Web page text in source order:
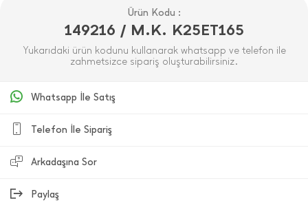
Ürün Kodu :
149216 / M.K. K25ET165
Yukarıdaki ürün kodunu kullanarak whatsapp ve telefon ile
zahmetsizce sipariş oluşturabilirsiniz.
Whatsapp İle Satış
Telefon İle Sipariş
Arkadaşına Sor
Paylaş